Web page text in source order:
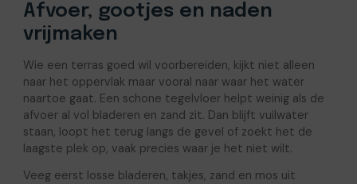
Afvoer, gootjes en naden
vrijmaken
Wie een terras goed wil voorbereiden, kijkt niet alleen
naar het oppervlak maar vooral naar waar het water
naartoe gaat. Een schone tegelvloer helpt weinig als de
afvoer al vol bladeren en zand zit. Dan blijft vuilwater
staan, loopt het terug langs de gevel of zoekt het de
laagste plek op, vaak precies waar je het niet wilt.
Veeg eerst losse bladeren, takjes, zand en mos uit